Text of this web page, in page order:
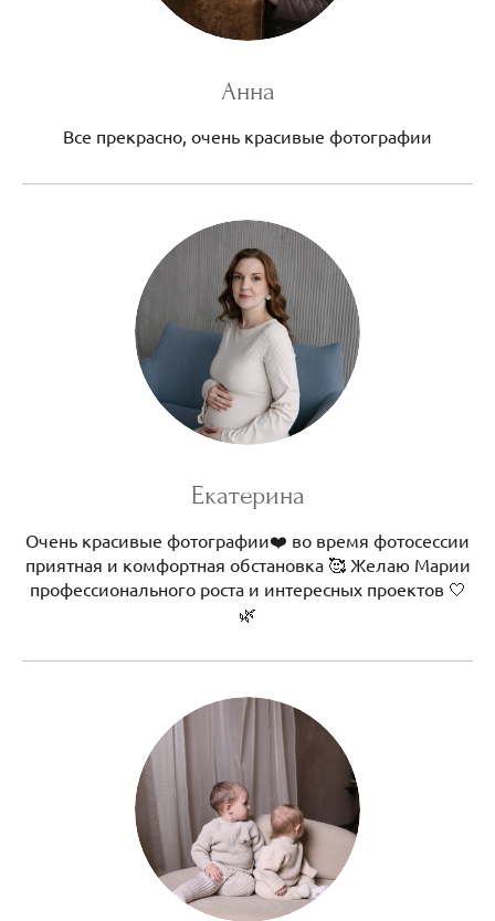
Анна
Все прекрасно, очень красивые фотографии
Екатерина
Очень красивые фотографии❤️ во время фотосессии
приятная и комфортная обстановка 🥰 Желаю Марии
профессионального роста и интересных проектов 🤍
🌿